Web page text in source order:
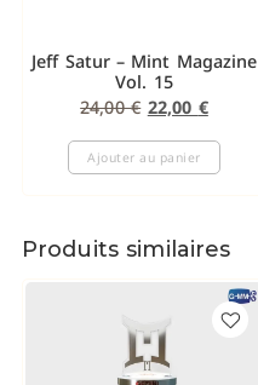
Jeff Satur – Mint Magazine
Vol. 15
24,00€ 22,00 €
Ajouter au panier
Produits similaires